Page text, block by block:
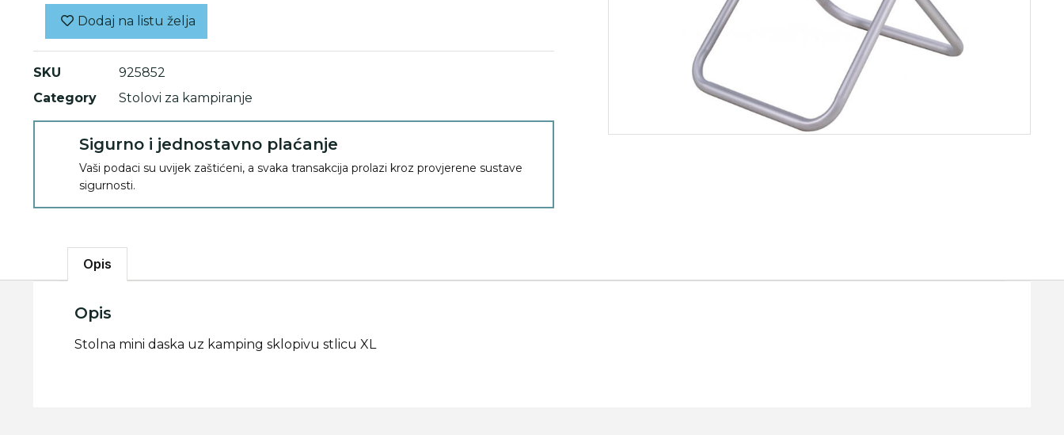
Dodaj na listu želja
SKU
925852
Category
Stolovi za kampiranje
Sigurno i jednostavno plaćanje
Vaši podaci su uvijek zaštićeni, a svaka transakcija prolazi kroz provjerene sustave
sigurnosti.
Opis
Opis
Stolna mini daska uz kamping sklopivu stlicu XL